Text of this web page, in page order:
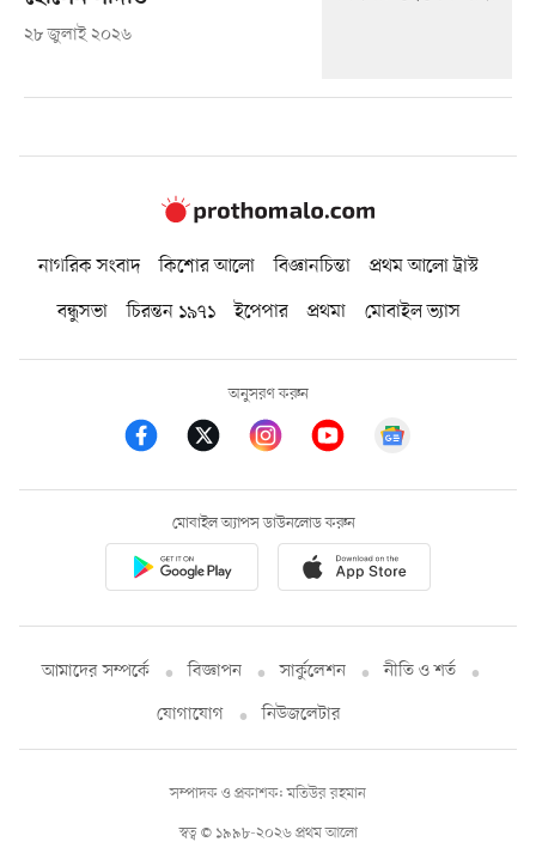
২৮ জুলাই ২০২৬
নাগরিক সংবাদ কিশোর আলো বিজ্ঞানচিন্তা
প্রথম আলো ট্রাস্ট
বন্ধুসভা
চিরন্তন ১৯৭১ ইপেপার প্রথমা মোবাইল ভ্যাস
অনুসরণ করুন
মোবাইল অ্যাপস ডাউনলোড করুন
আমাদের সম্পর্কে বিজ্ঞাপন সার্কুলেশন
নীতি ও শর্ত
যোগাযোগ
নিউজলেটার
স্বত্ব © ১৯৯৮-২০২৬ প্রথম আলো
সম্পাদক ও প্রকাশক: মতিউর রহমান